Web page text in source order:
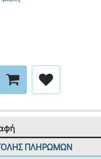
ΠΛΗΡΩΜΩΝ